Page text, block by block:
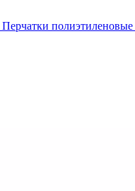
Перчатки полиэтиленовые